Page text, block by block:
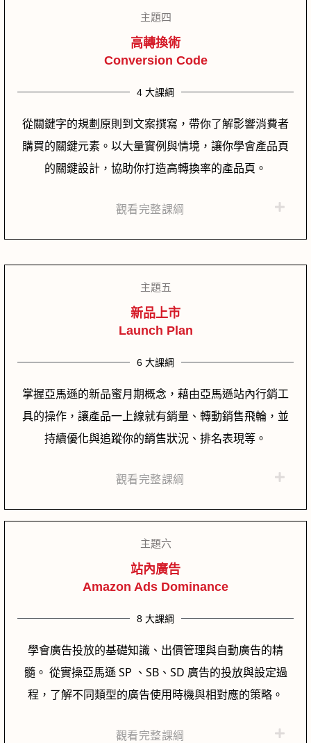
主題四
高轉換術
Conversion Code
4 大課綱
從關鍵字的規劃原則到文案撰寫，帶你了解影響消費者
購買的關鍵元素。以大量實例與情境，讓你學會產品頁
的關鍵設計，協助你打造高轉換率的產品頁。
觀看完整課綱
主題五
新品上市
Launch Plan
6 大課綱
掌握亞馬遜的新品蜜月期概念，藉由亞馬遜站內行銷工
具的操作， 讓產品一上線就有銷量、轉動銷售飛輪，並
持續優化與追蹤你的銷售狀況、排名表現等。
觀看完整課綱
主題六
站內廣告
Amazon Ads Dominance
8 大課綱
學會廣告投放的基礎知識、出價管理與自動廣告的精
髓。 從實操亞馬遜 SP 、SB、SD 廣告的投放與設定過
程，了解不同類型的廣告使用時機與相對應的策略。
觀看完整課綱